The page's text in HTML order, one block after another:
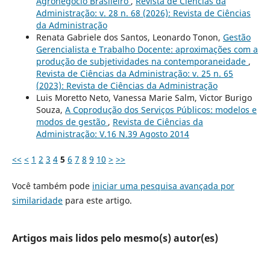
Administração: v. 28 n. 68 (2026): Revista de Ciências
da Administração
Renata Gabriele dos Santos, Leonardo Tonon, Gestão
Gerencialista e Trabalho Docente: aproximações com a
produção de subjetividades na contemporaneidade ,
Revista de Ciências da Administração: v. 25 n. 65
(2023): Revista de Ciências da Administração
Luis Moretto Neto, Vanessa Marie Salm, Victor Burigo
Souza, A Coprodução dos Serviços Públicos: modelos e
modos de gestão , Revista de Ciências da
Administração: V.16 N.39 Agosto 2014
<< < 1 2 3 4 5 6 7 8 9 10 > >>
Você também pode iniciar uma pesquisa avançada por
similaridadepara este artigo.
Artigos mais lidos pelo mesmo(s) autor(es)